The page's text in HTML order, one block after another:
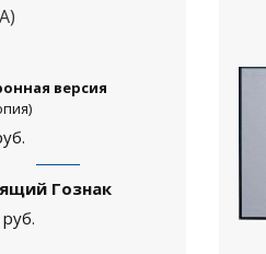
версия
Гознак
руб.